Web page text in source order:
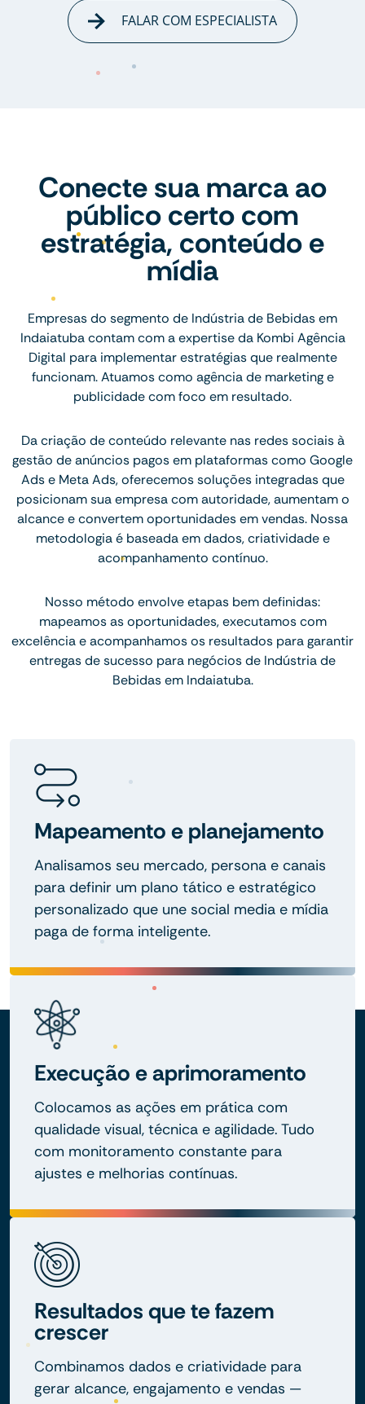
FALAR COM ESPECIALISTA
Conecte sua marca ao
público certo com
estratégia, conteúdo e
mídia
Empresas do segmento de Indústria de Bebidas em
Indaiatuba contam com a expertise da Kombi Agência
Digital para implementar estratégias que realmente
funcionam. Atuamos como agência de marketing e
publicidade com foco em resultado.
Da criação de conteúdo relevante nas redes sociais à
gestão de anúncios pagos em plataformas como Google
Ads e Meta Ads, oferecemos soluções integradas que
posicionam sua empresa com autoridade, aumentam o
alcance e convertem oportunidades em vendas. Nossa
metodologia é baseada em dados, criatividade e
acompanhamento contínuo.
Nosso método envolve etapas bem definidas:
mapeamos as oportunidades, executamos com
excelência e acompanhamos os resultados para garantir
entregas de sucesso para negócios de Indústria de
Bebidas em Indaiatuba.
Mapeamento e planejamento
Analisamos seu mercado, persona e canais
para definir um plano tático e estratégico
personalizado que une social media e mídia
paga de forma inteligente.
Execução e aprimoramento
Colocamos as ações em prática com
qualidade visual, técnica e agilidade. Tudo
com monitoramento constante para
ajustes e melhorias contínuas.
Resultados que te fazem
crescer
Combinamos dados e criatividade para
gerar alcance, engajamento e vendas —